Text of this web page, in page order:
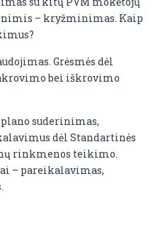
– kryžminimas. Kaip
Grėsmės dėl
bei iškrovimo
suderinimas,
dėl Standartinės
rinkmenos teikimo.
– pareikalavimas,